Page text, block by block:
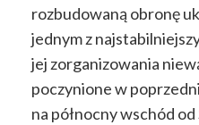
rozbudowaną obronę
jednym z
jej zorganizowania
poczynione w
na północny wschód